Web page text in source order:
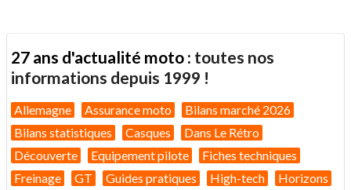
27 ans d'actualité moto : toutes nos
informations depuis 1999 !
Allemagne Assurance moto
Bilans marché 2026
Bilans statistiques
Casques
Dans Le Rétro
Découverte
Equipement pilote
Fiches techniques
Freinage
GT Guides pratiques High-tech Horizons